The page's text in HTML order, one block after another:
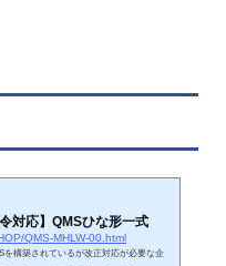
対応】QMSひな形一式
QMS-MHLW-00.html
を構築されているが改正対応が必要な企